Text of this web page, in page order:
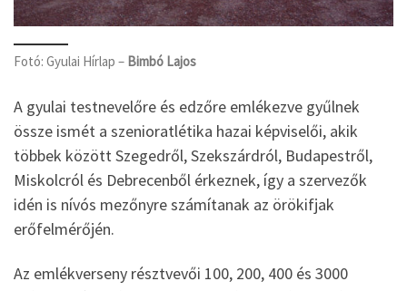
Fotó: Gyulai Hírlap – Bimbó Lajos
A gyulai testnevelőre és edzőre emlékezve gyűlnek
össze ismét a szenioratlétika hazai képviselői, akik
többek között Szegedről, Szekszárdról, Budapestről,
Miskolcról és Debrecenből érkeznek, így a szervezők
idén is nívós mezőnyre számítanak az örökifjak
erőfelmérőjén.
Az emlékverseny résztvevői 100, 200, 400 és 3000